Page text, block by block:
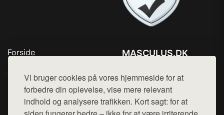
Vi bruger cookies på vores hjemmeside for at
forbedre din oplevelse, vise mere relevant
indhold og analysere trafikken. Kort sagt: for at
Forside
Top Rabatter
Kontakt
MASCULUS.DK
Mail: hej@want.dk
Cookie- og privatlivspolitik